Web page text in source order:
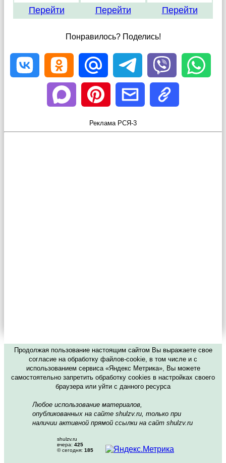
Перейти Перейти Перейти
Понравилось? Поделись!
Реклама РСЯ-3
Продолжая пользование настоящим сайтом Вы выражаете свое
согласие на обработку файлов-cookie, в том числе и с
использованием сервиса «Яндекс Метрика», Вы можете
самостоятельно запретить обработку cookies в настройках своего
браузера или уйти с данного ресурса
Любое использование материалов,
опубликованных на сайте shulzv.ru, только при
наличии активной прямой ссылки на сайт shulzv.ru
shulzv.ru
вчера: 425
© сегодня: 185